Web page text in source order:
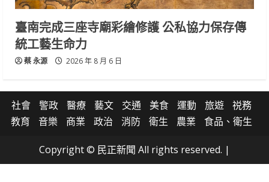
臺南完成三座寺廟彩繪修護 公私協力保存傳
統工藝生命力
蔡 永源 2026 年 8 月 6 日
社會 警政 醫療 藝文 交通 美食 運動 旅遊
祱務
教育
音樂 商業 政治 消防 衛生 農業 食品、衛生
Copyright © 民正新聞 All rights reserved. |